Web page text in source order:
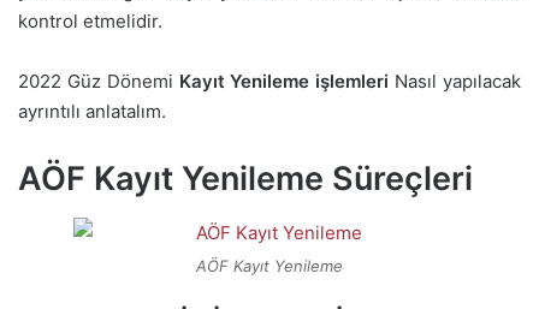
kontrol etmelidir.
2022 Güz Dönemi Kayıt Yenileme işlemleri Nasıl yapılacak
ayrıntılı anlatalım.
AÖF Kayıt Yenileme Süreçleri
AÖF Kayıt Yenileme